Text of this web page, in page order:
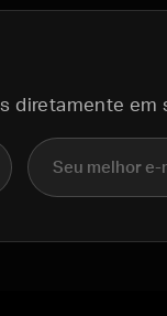
diretamente em
E-mail